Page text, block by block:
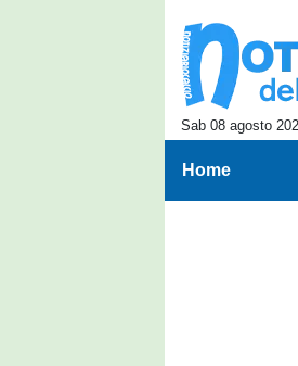
Sab 08 agosto
Home